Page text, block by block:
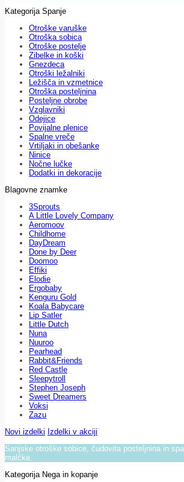
Kategorija Spanje
Otroške varuške
Otroška sobica
Otroške postelje
Zibelke in koški
Gnezdeca
Otroški ležalniki
Ležišča in vzmetnice
Otroška posteljnina
Posteljne obrobe
Vzglavniki
Odejice
Povijalne plenice
Spalne vreče
Vrtiljaki in obešanke
Ninice
Nočne lučke
Dodatki in dekoracije
Blagovne znamke
3Sprouts
A Little Lovely Company
Aeromoov
Childhome
DayDream
Done by Deer
Doomoo
Effiki
Elodie
Ergobaby
Kenguru Gold
Koala Babycare
Lip Satler
Little Dutch
Nuna
Nuuroo
Pearhead
Rabbit&Friends
Red Castle
Sleepytroll
Stephen Joseph
Sweet Dreamers
Voksi
Zazu
Novi izdelki Izdelki v akciji
Sanjske otroške sobice, čudovita posteljnina in
malčke.
Kategorija Nega in kopanje